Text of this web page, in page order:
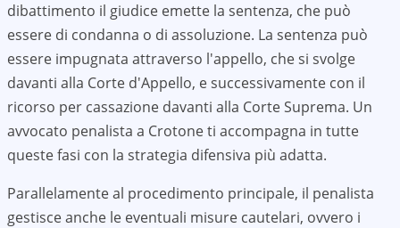
dibattimento il giudice emette la sentenza, che può
essere di condanna o di assoluzione. La sentenza può
essere impugnata attraverso l'appello, che si svolge
davanti alla Corte d'Appello, e successivamente con il
ricorso per cassazione davanti alla Corte Suprema. Un
avvocato penalista a Crotoneti accompagna in tutte
queste fasi con la strategia difensiva più adatta.
Parallelamente al procedimento principale, il penalista
gestisce anche le eventuali misure cautelari, ovvero i